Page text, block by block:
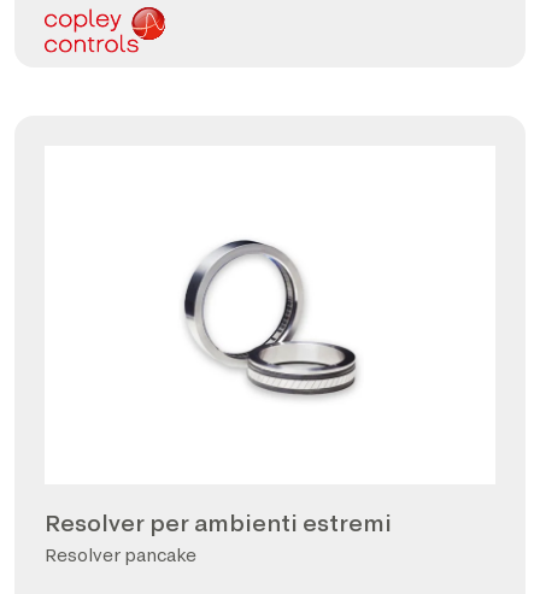
Resolver per ambienti estremi
Resolver pancake